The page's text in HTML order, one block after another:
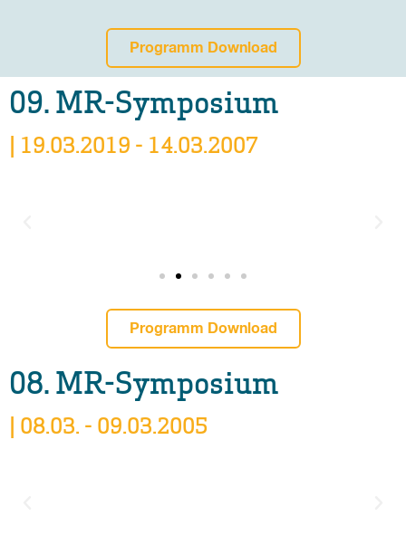
Programm Download
09. MR-Symposium
| 19.03.2019 - 14.03.2007
Programm Download
08. MR-Symposium
| 08.03. - 09.03.2005